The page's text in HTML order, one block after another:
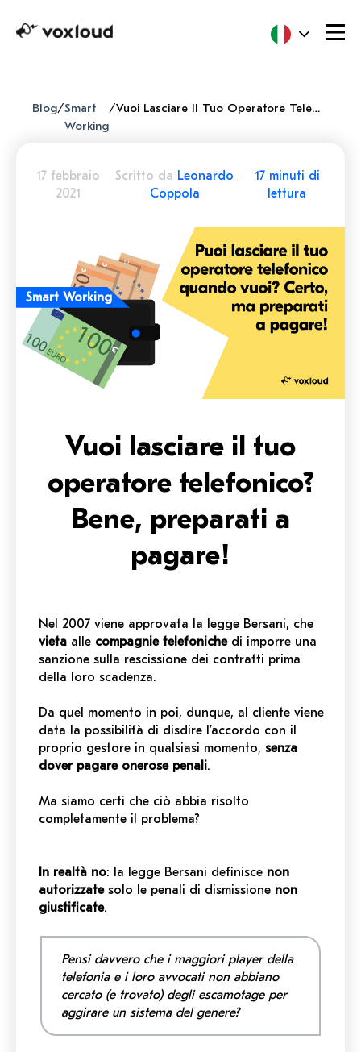
Blog/Smart
Working
/ Vuoi Lasciare Il Tuo Operatore Telefonico? Bene, Preparati A Pagare!
17 febbraio
2021
Scritto da Leonardo
Coppola
17 minuti di
lettura
Smart Working
Vuoi lasciare il tuo
operatore telefonico?
Bene, preparati a
pagare!
Nel 2007 viene approvata la legge Bersani, che
vieta alle compagnie telefonichedi imporre una
sanzione sulla rescissione dei contratti prima
della loro scadenza.
Da quel momento in poi, dunque, al cliente viene
data la possibilità di disdire l’accordo con il
proprio gestore in qualsiasi momento, senza
dover pagare onerose penali.
Ma siamo certi che ciò abbia risolto
completamente il problema?
In realtà no: la legge Bersani definisce non
autorizzatesolo le penali di dismissione non
giustificate.
Pensi davvero che i maggiori playerdella
telefonia e i loro avvocati non abbiano
cercato (e trovato) degli escamotage per
aggirare un sistema del genere?